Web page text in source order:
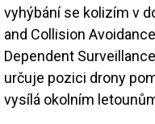
vyhýbání se kolizím v
and Collision
Dependent
určuje pozici drony
vysílá okolním